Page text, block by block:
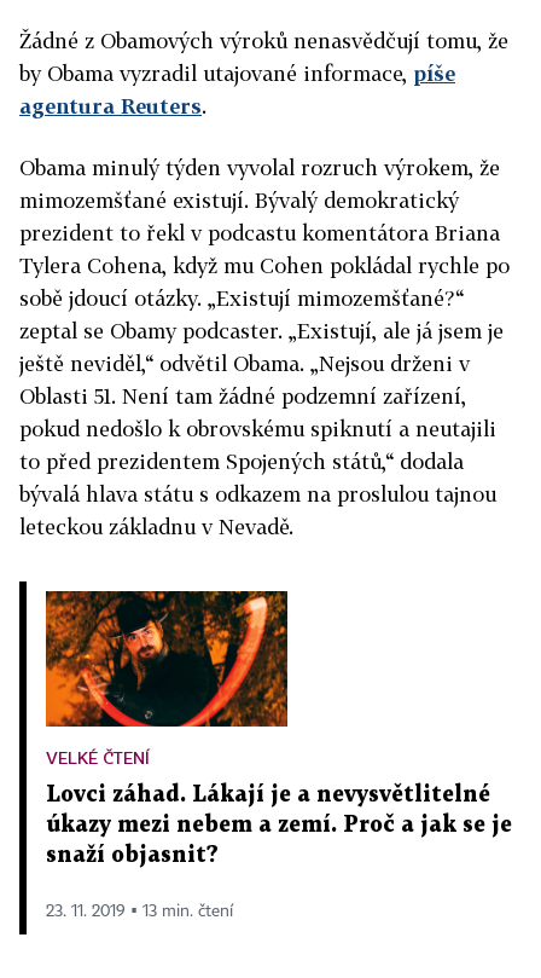
Žádné z Obamových výroků nenasvědčují tomu, že
by Obama vyzradil utajované informace, píše
agentura Reuters.
Obama minulý týden vyvolal rozruch výrokem, že
mimozemšťané existují. Bývalý demokratický
prezident to řekl v podcastu komentátora Briana
Tylera Cohena, když mu Cohen pokládal rychle po
sobě jdoucí otázky. „Existují mimozemšťané?“
zeptal se Obamy podcaster. „Existují, ale já jsem je
ještě neviděl,“ odvětil Obama. „Nejsou drženi v
Oblasti 51. Není tam žádné podzemní zařízení,
pokud nedošlo k obrovskému spiknutí a neutajili
to před prezidentem Spojených států,“ dodala
bývalá hlava státu s odkazem na proslulou tajnou
leteckou základnu v Nevadě.
VELKÉ ČTENÍ
Lovci záhad. Lákají je a nevysvětlitelné
úkazy mezi nebem a zemí. Proč a jak se je
snaží objasnit?
23. 11. 2019 ▪ 13 min. čtení